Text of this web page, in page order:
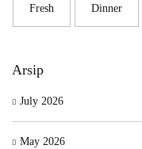
Fresh Dinner
Arsip
July 2026
May 2026